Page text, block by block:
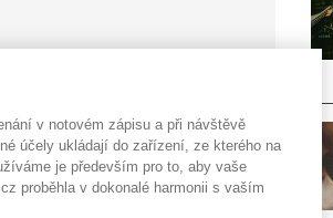
v notovém zápisu a při návštěvě
účely ukládají do zařízení, ze kterého na
je především pro to, aby vaše
proběhla v dokonalé harmonii s vaším